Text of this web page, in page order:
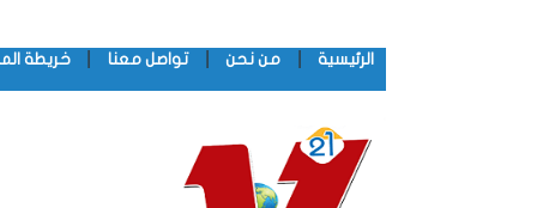
الرئيسية من نحن تواصل معنا خريطة